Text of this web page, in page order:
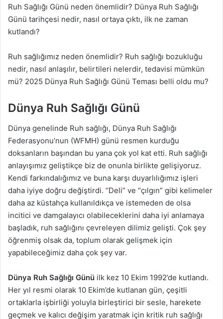
Ruh Sağlığı Günü neden önemlidir? Dünya Ruh Sağlığı
Günü tarihçesi nedir, nasıl ortaya çıktı, ilk ne zaman
kutlandı?
Ruh sağlığımız neden önemlidir? Ruh sağlığı bozukluğu
nedir, nasıl anlaşılır, belirtileri nelerdir, tedavisi mümkün
mü? 2025 Dünya Ruh Sağlığı Günü Teması belli oldu mu?
Dünya Ruh Sağlığı Günü
Dünya genelinde Ruh sağlığı, Dünya Ruh Sağlığı
Federasyonu’nun (WFMH) günü resmen kurduğu
doksanların başından bu yana çok yol kat etti. Ruh sağlığı
anlayışımız geliştikçe biz de onunla birlikte gelişiyoruz.
Kendi farkındalığımız ve buna karşı duyarlılığımız işleri
daha iyiye doğru değiştirdi. “Deli” ve “çılgın” gibi kelimeler
daha az küstahça kullanıldıkça ve istemeden de olsa
incitici ve damgalayıcı olabileceklerini daha iyi anlamaya
başladık, ruh sağlığını çevreleyen dilimiz gelişti. Çok şey
öğrenmiş olsak da, toplum olarak gelişmek için
yapabileceğimiz daha çok şey var.
Dünya Ruh Sağlığı Günü ilk kez 10 Ekim 1992’de kutlandı.
Her yıl resmi olarak 10 Ekim’de kutlanan gün, çeşitli
ortaklarla işbirliği yoluyla birleştirici bir sesle, harekete
geçmek ve kalıcı değişim yaratmak için kritik ruh sağlığı